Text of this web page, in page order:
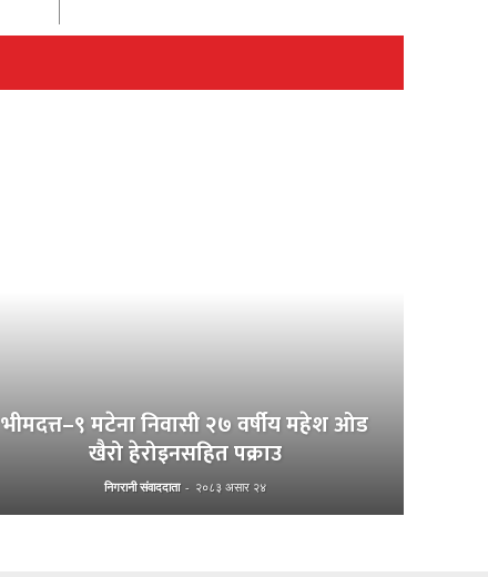
भीमदत्त–९ मटेना निवासी २७ वर्षीय महेश ओड
खैरो हेरोइनसहित पक्राउ
निगरानी संवाददाता - २०८३ असार २४